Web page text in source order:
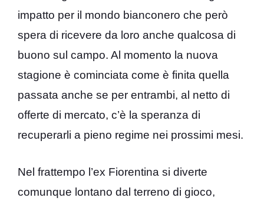
impatto per il mondo bianconero che però
spera di ricevere da loro anche qualcosa di
buono sul campo. Al momento la nuova
stagione è cominciata come è finita quella
passata anche se per entrambi, al netto di
offerte di mercato, c’è la speranza di
recuperarli a pieno regime nei prossimi mesi.
Nel frattempo l’ex Fiorentina si diverte
comunque lontano dal terreno di gioco,